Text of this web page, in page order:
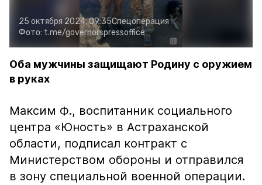
25 октября 2024, 09:35Спецоперация
Фото: t.me/governorspressoffice
Оба мужчины защищают Родину с оружием
в руках
Максим Ф., воспитанник социального
центра «Юность» в Астраханской
области, подписал контракт с
Министерством обороны и отправился
в зону специальной военной операции.